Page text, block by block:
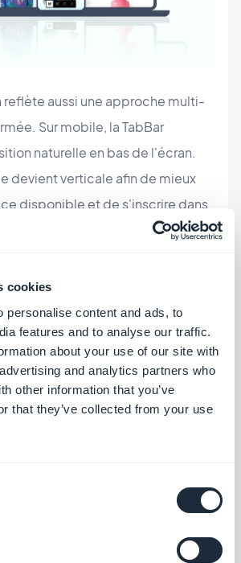
cookies
personalise content and ads, to
features and to analyse our traffic.
about your use of our site with
and analytics partners who
other information that you’ve
that they’ve collected from your use
aussi une approche multi-
Sur mobile, la TabBar
naturelle en bas de l'écran.
devient verticale afin de mieux
disponible et de s'inscrire dans
aux interfaces sur grands
la logique mobile-first de
en affirmant une vraie qualité
desktop. Il ne s'agit pas
la même navigation partout,
une expérience cohérente avec
d'usage.
étape pour le